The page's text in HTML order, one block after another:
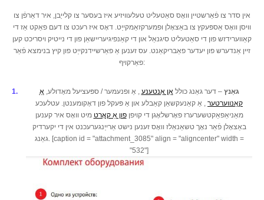
אין סדר צו פֿאַרשטיין וואָס סאַטעליט טעלעוויזיע איז בעסער צו קלייַבן, איר דאַרפֿן צו
וויסן וואָס אַספּעקץ צו באַצאָלן ופמערקזאַמקייַט. דאָס איז רעכט צו דעם פאַקט אַז די
קאַווערידזש פון די סאַטעליט סיגנאַל און די קאַנפיגיעריישאַן פון די נייטיק ויסריכט קען
זיין אַנדערש פון יעדער פאַבריקאַנט. עס זענען אַ פאַרשיידנקייַט פון קיץ בנימצא פֿאַר
פאַרקויף:
גאַנץ – דער גאַנג כולל אַן אַנטענע , אַ ופנעמער / ספּעציעל מאָדולע, אַ
קאַנווערטער , אַ קאַנעקשאַן קאַבלע און אַ פּעקל פון דאָקומענטן. עטלעכע
מאַניאַפאַקטשערערז פאָרשלאָגן די קויפןפון אַ קאָרט מיט וואָס איר קענען
באַצאָלן פֿאַר נאָך טשאַנאַלז וואָס זענען נישט אַרייַנגערעכנט אין די יקערדיק
גאַנג. [caption id = "attachment_3085" align = "aligncenter" width =
"532"]